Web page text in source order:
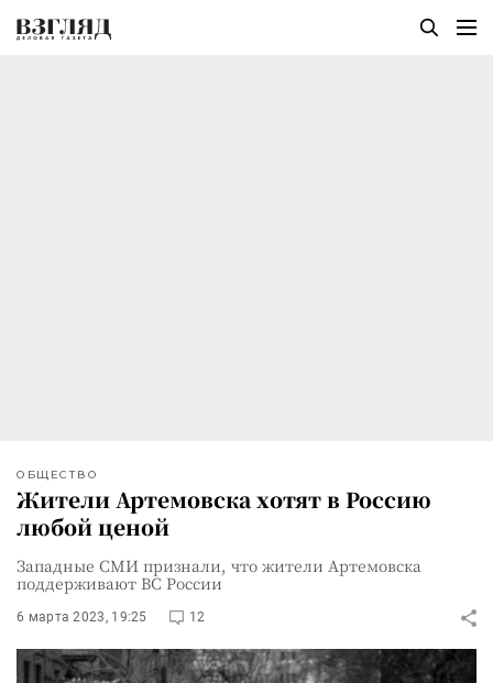
ОБЩЕСТВО
Жители Артемовска хотят в Россию
любой ценой
Западные СМИ признали, что жители Артемовска
поддерживают ВС России
6 марта 2023, 19:25 12